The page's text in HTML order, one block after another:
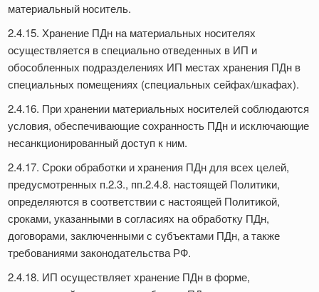
материальный носитель.
2.4.15. Хранение ПДн на материальных носителях
осуществляется в специально отведенных в ИП и
обособленных подразделениях ИП местах хранения ПДн в
специальных помещениях (специальных сейфах/шкафах).
2.4.16. При хранении материальных носителей соблюдаются
условия, обеспечивающие сохранность ПДн и исключающие
несанкционированный доступ к ним.
2.4.17. Сроки обработки и хранения ПДн для всех целей,
предусмотренных п.2.3., пп.2.4.8. настоящей Политики,
определяются в соответствии с настоящей Политикой,
сроками, указанными в согласиях на обработку ПДн,
договорами, заключенными с субъектами ПДн, а также
требованиями законодательства РФ.
2.4.18. ИП осуществляет хранение ПДн в форме,